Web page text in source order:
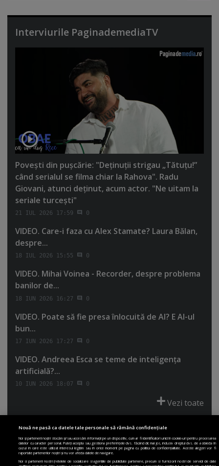
Interviurile PaginademediaTV
Poveşti din puşcărie: "Deţinuţii strigau „Tătuţu!”
când serialul se filma chiar la Rahova". Radu
Giovani, atunci deţinut, acum actor. "Ne uitam la
seriale turceşti"
21 IUL 2026 17:59 0
VIDEO. Care-i faza cu Alex Stamate? Laura Bălan,
despre...
18 IUL 2026 15:55 0
VIDEO. Mihai Voinea - Recorder, despre problema
banilor de...
18 IUN 2026 16:27 0
VIDEO. Poate să fie presa înlocuită de AI? E AI-ul
bun...
17 IUN 2026 17:27 0
VIDEO. Andreea Esca se teme de inteligenţa
artificială?...
10 IUN 2026 18:07 0
Vezi toate
PRIMA PAGINĂ
POLITICA DE COLECTARE ACORD COOKIE
POLITICA DE CONFIDENȚIALITATE
DESPRE SITE ECHIPA
Nouă ne pasă ca datele tale personale să rămână confidențiale
Noi și partenerii noștri stocăm și/sau accesăm informații pe un dispozitiv, cum ar fi identificatori unici în cookie-uri pentru procesarea
datelor cu caracter personal. Puteți accepta sau gestiona preferințele dvs. făcând clic mai jos, inclusiv dreptul dvs. de a obiecta în
cazul în care este utilizat interesul legitim sau în orice moment pe pagina cu politica de confidențialitate. Aceste alegeri vor fi
raportate partenerilor noștri și nu vor afecta datele de navigare.
Noi si partenerii nostri (retelele de socializare si agentiile de publicitate partenere, precum si furnizorii nostri de servicii de date